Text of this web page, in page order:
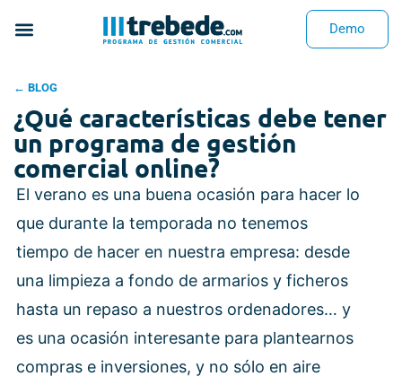
Demo
← BLOG
¿Qué características debe tener
un programa de gestión
comercial online?
El verano es una buena ocasión para hacer lo
que durante la temporada no tenemos
tiempo de hacer en nuestra empresa: desde
una limpieza a fondo de armarios y ficheros
hasta un repaso a nuestros ordenadores… y
es una ocasión interesante para plantearnos
compras e inversiones, y no sólo en aire